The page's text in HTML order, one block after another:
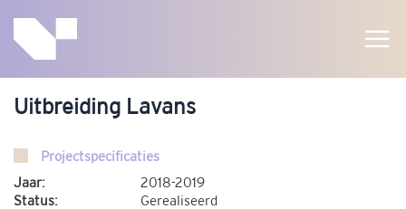
inhoud
Uitbreiding Lavans
Projectspecificaties
Jaar:
2018-2019
Status:
Gerealiseerd